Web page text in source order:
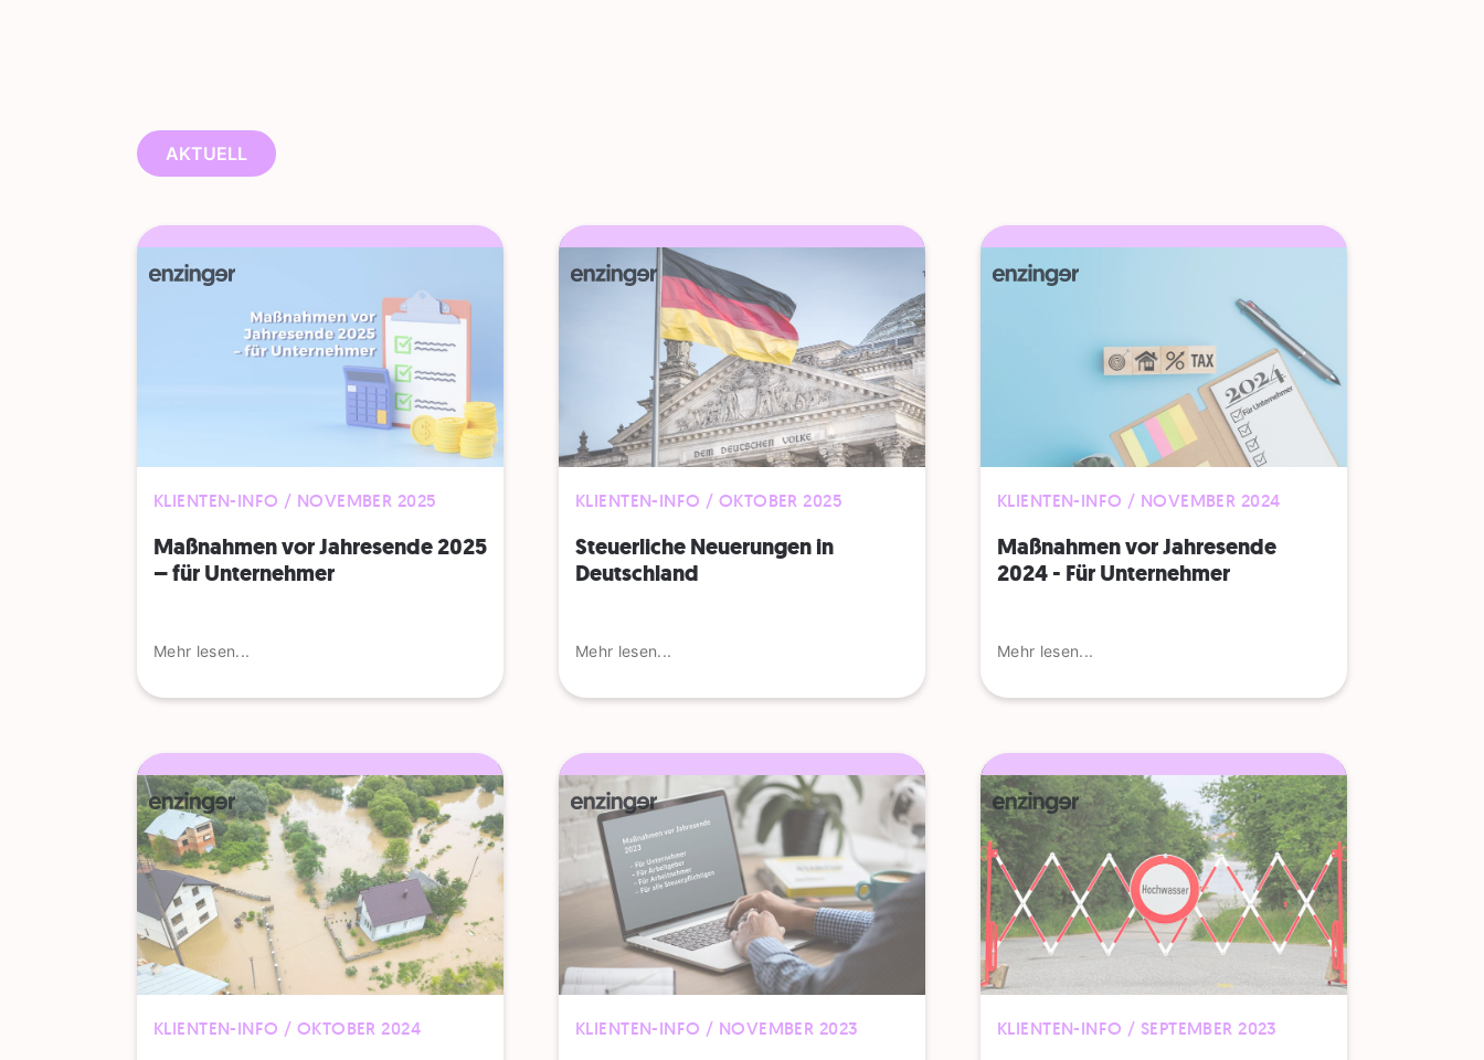
AKTUELL
KLIENTEN-INFO / NOVEMBER 2025
Maßnahmen vor Jahresende 2025
– für Unternehmer
Mehr lesen...
KLIENTEN-INFO / OKTOBER 2025
Steuerliche Neuerungen in
Deutschland
Mehr lesen...
KLIENTEN-INFO / NOVEMBER 2024
Maßnahmen vor Jahresende
2024 - Für Unternehmer
Mehr lesen...
KLIENTEN-INFO / OKTOBER 2024 KLIENTEN-INFO / NOVEMBER 2023 KLIENTEN-INFO / SEPTEMBER 2023